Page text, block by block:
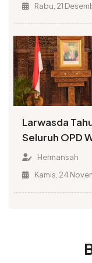
Rabu, 21
Larwasda
Seluruh OPD
Hermansah
Kamis, 24